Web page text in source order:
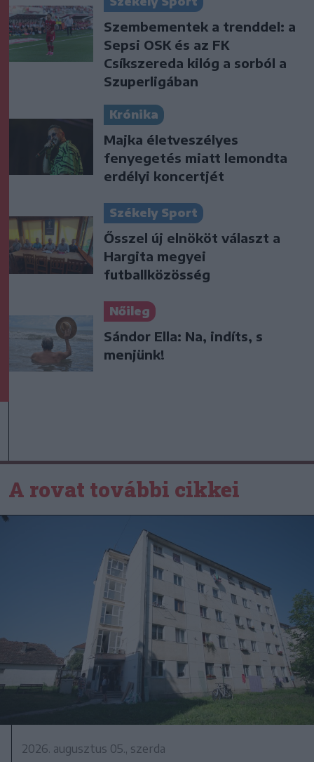
Szembementek a trenddel: a
Sepsi OSK és az FK
Csíkszereda kilóg a sorból a
Szuperligában
Krónika
Majka életveszélyes
fenyegetés miatt lemondta
erdélyi koncertjét
Székely Sport
Ősszel új elnököt választ a
Hargita megyei
futballközösség
Nőileg
Sándor Ella: Na, indíts, s
menjünk!
A rovat további cikkei
2026. augusztus 05., szerda